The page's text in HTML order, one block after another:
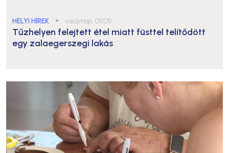
HELYI HÍREK ● vasárnap, 09:09
Tűzhelyen felejtett étel miatt füsttel telítődött
egy zalaegerszegi lakás